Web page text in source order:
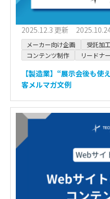
2025.12.3 更新
メーカー向け企画
受託加
コンテンツ制作
リードナ
【製造業】“展示会後も使
客メルマガ文例